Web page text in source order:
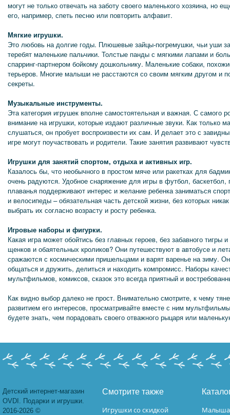
могут не только отвечать на заботу своего маленького хозяина, но
его, например, спеть песню или повторить алфавит.
Мягкие игрушки.
Это любовь на долгие годы. Плюшевые зайцы-погремушки, чьи уши
теребят маленькие пальчики. Толстые панды с мягкими лапами и
спарринг-партнером бойкому дошкольнику. Маленькие собаки,
терьеров. Многие малыши не расстаются со своим мягким другом и
секреты.
Музыкальные инструменты.
Эта категория игрушек вполне самостоятельная и важная. С самого
внимание на игрушки, которые издают различные звуки. Как только
слушаться, он пробует воспроизвести их сам. И делает это с
игре могут поучаствовать и родители. Такие занятия развивают
Игрушки для занятий спортом, отдыха и активных игр.
Казалось бы, что необычного в простом мяче или ракетках для
очень радуются. Удобное снаряжение для игры в футбол, баскетбол,
плаванья поддерживают интерес и желание ребенка заниматься
и велосипеды – обязательная часть детской жизни, без которых
выбрать их согласно возрасту и росту ребенка.
Игровые наборы и фигурки.
Какая игра может обойтись без главных героев, без забавного тигры
щенков и обаятельных кроликов? Они путешествуют в автобусе и
сражаются с космическими пришельцами и варят варенье на зиму.
общаться и дружить, делиться и находить компромисс. Наборы
мультфильмов, комиксов, сказок это всегда приятный и
Как видно выбор далеко не прост. Внимательно смотрите, к чему
развитием его интересов, просматривайте вместе с ним
будете знать, чем порадовать своего отважного рыцаря или
Детский интернет-магазин
OVDI. Подарки и игрушки.
2016-2026 ©
Смотрите также
Игрушки со скидкой